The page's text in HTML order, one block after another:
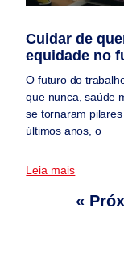
Cuidar de
equidade no
O futuro do
que nunca, saúde
se tornaram
últimos anos, o
Leia mais
«